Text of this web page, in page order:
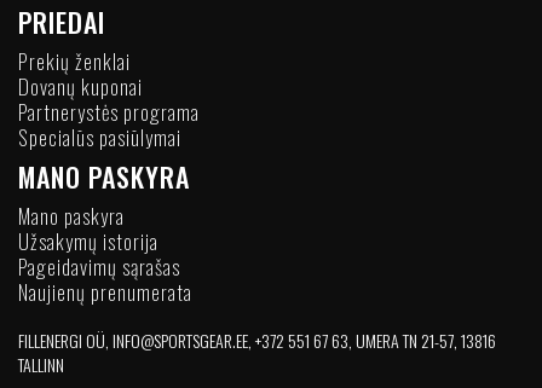
PRIEDAI
Prekių ženklai
Dovanų kuponai
Partnerystės programa
Specialūs pasiūlymai
MANO PASKYRA
Mano paskyra
Užsakymų istorija
Pageidavimų sąrašas
Naujienų prenumerata
FILLENERGI OÜ, INFO@SPORTSGEAR.EE, +372 551 67 63, UMERA TN 21-57, 13816
TALLINN